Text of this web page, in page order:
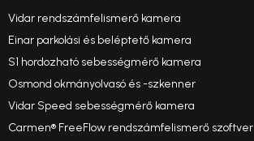
Vidar rendszámfelismerő kamera
Einar parkolási és beléptető kamera
S1 hordozható sebességmérő kamera
Osmond okmányolvasó és -szkenner
Vidar Speed sebességmérő kamera
Carmen® FreeFlow rendszámfelismerő szoftver